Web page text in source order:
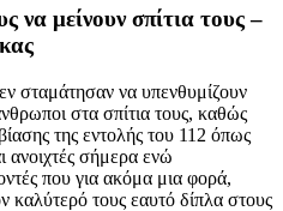
να μείνουν σπίτια τους –
σταμάτησαν να υπενθυμίζουν
στα σπίτια τους, καθώς
της εντολής του 112 όπως
ανοιχτές σήμερα ενώ
που για ακόμα μια φορά,
καλύτερό τους εαυτό δίπλα στους